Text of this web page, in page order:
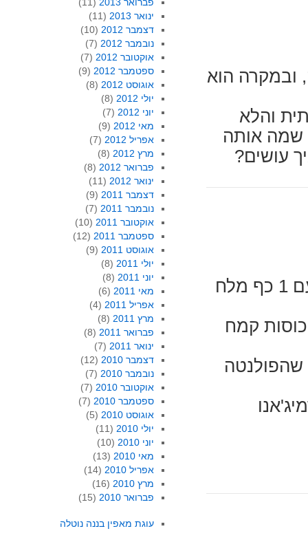
ובמקרה הוא
והלא
שמה אותה
עושים?
מרתיחים 1 ליטר מים ומוזגים לסיר רחב עם 1 כף מלח
מתחילים להוסיף באטיות 1.5 כוסות קמח
שהפולנטה
ינואר 2013
(11)
דצמבר 2012
(10)
נובמבר 2012
(7)
אוקטובר 2012
(7)
ספטמבר 2012
(9)
אוגוסט 2012
(8)
יולי 2012
(8)
יוני 2012
(7)
מאי 2012
(9)
אפריל 2012
(7)
מרץ 2012
(8)
פברואר 2012
(8)
ינואר 2012
(11)
דצמבר 2011
(9)
נובמבר 2011
(7)
אוקטובר 2011
(10)
ספטמבר 2011
(12)
אוגוסט 2011
(9)
יולי 2011
(8)
יוני 2011
(8)
מאי 2011
(6)
אפריל 2011
(4)
מרץ 2011
(8)
פברואר 2011
(8)
ינואר 2011
(7)
דצמבר 2010
(12)
נובמבר 2010
(7)
אוקטובר 2010
(7)
ספטמבר 2010
(7)
אוגוסט 2010
(5)
יולי 2010
(11)
יוני 2010
(10)
מאי 2010
(13)
אפריל 2010
(14)
מרץ 2010
(16)
פברואר 2010
(15)
עוגת מאפין בננה נוטלה